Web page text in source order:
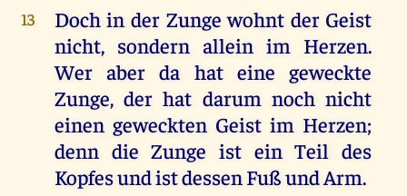
13
Doch in der Zunge wohnt der Geist
nicht, sondern allein im Herzen.
Wer aber da hat eine geweckte
Zunge, der hat darum noch nicht
einen geweckten Geist im Herzen;
denn die Zunge ist ein Teil des
Kopfes und ist dessen Fuß und Arm.